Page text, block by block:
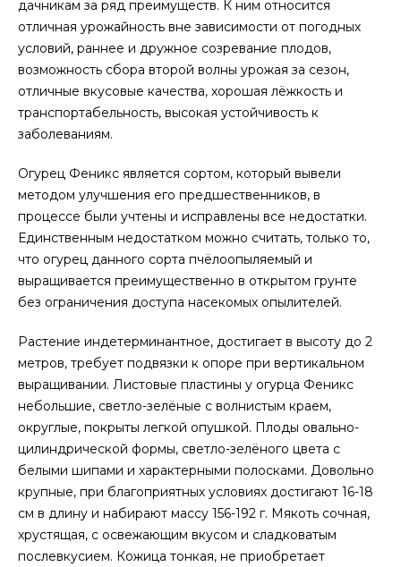
дачникам за ряд преимуществ. К ним относится
отличная урожайность вне зависимости от погодных
условий, раннее и дружное созревание плодов,
возможность сбора второй волны урожая за сезон,
отличные вкусовые качества, хорошая лёжкость и
транспортабельность, высокая устойчивость к
заболеваниям.
Огурец Феникс является сортом, который вывели
методом улучшения его предшественников, в
процессе были учтены и исправлены все недостатки.
Единственным недостатком можно считать, только то,
что огурец данного сорта пчёлоопыляемый и
выращивается преимущественно в открытом грунте
без ограничения доступа насекомых опылителей.
Растение индетерминантное, достигает в высоту до 2
метров, требует подвязки к опоре при вертикальном
выращивании. Листовые пластины у огурца Феникс
небольшие, светло-зелёные с волнистым краем,
округлые, покрыты легкой опушкой. Плоды овально-
цилиндрической формы, светло-зелёного цвета с
белыми шипами и характерными полосками. Довольно
крупные, при благоприятных условиях достигают 16-18
см в длину и набирают массу 156-192 г. Мякоть сочная,
хрустящая, с освежающим вкусом и сладковатым
послевкусием. Кожица тонкая, не приобретает